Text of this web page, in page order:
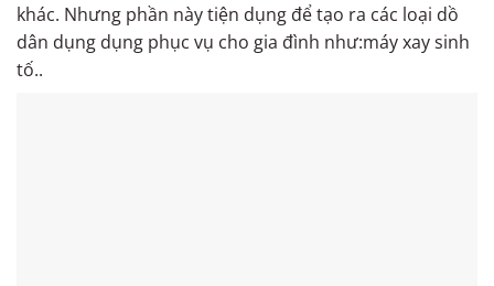
khác. Nhưng phần này tiện dụng để tạo ra các loại dồ
dân dụng dụng phục vụ cho gia đình như:máy xay sinh
tố..